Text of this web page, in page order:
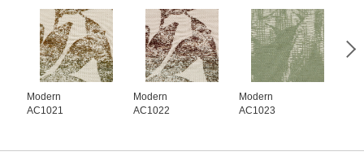
Modern
AC1021
Modern
AC1022
Modern
AC1023